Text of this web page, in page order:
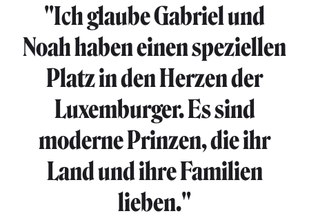
"Ich glaube Gabriel und
Noah haben einen speziellen
Platz in den Herzen der
Luxemburger. Es sind
moderne Prinzen, die ihr
Land und ihre Familien
lieben."